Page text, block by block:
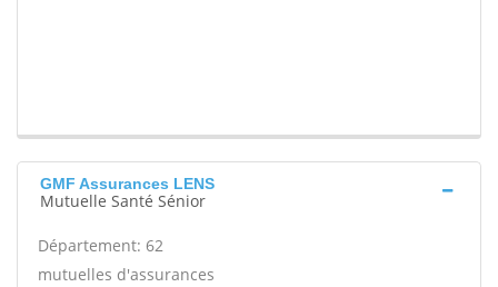
GMF Assurances LENS
Mutuelle Santé Sénior
Département: 62
mutuelles d'assurances